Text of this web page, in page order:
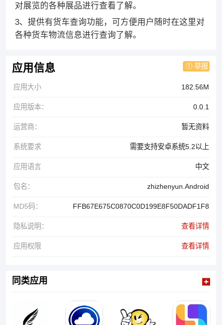
对展览的各种展品进行查看了解。
3、提供有货车查询功能，可方便用户随时在这里对
各种货车物流信息进行查询了解。
应用信息 举报
应用大小 182.56M
应用版本： 0.0.1
运营商： 暂无资料
系统要求 需要支持安卓系统5.2以上
应用语言 中文
包名： zhizhenyun.Android
MD5码： FFB67E675C0870C0D199E8F50DADF1F8
隐私说明： 查看详情
应用权限 查看详情
同类应用